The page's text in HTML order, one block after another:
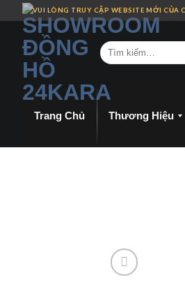
content
VUI LÒNG TRUY CẬP WEBSITE MỚI
Trang Chủ Thương Hiệu